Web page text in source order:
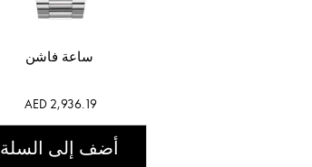
ساعة فاشن
AED 2,936.19
أضف إلى السلة